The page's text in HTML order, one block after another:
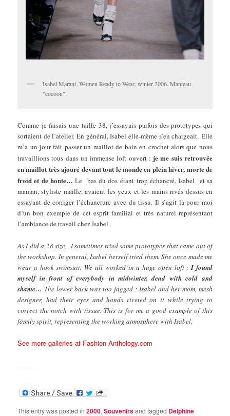
Isabel Marant, Women Ready to Wear, winter 2006. Manteau
"cocoon".
Comme je faisais une taille 38, j’essayais parfois des prototypes qui
sortaient de l’atelier.En général, Isabel elle-même s’en chargeait. Elle
m’a un jour fait passer un maillot de bain en crochet alors que nous
travaillions tous dans un immense loft ouvert : je me suis retrouvée
en maillot très ajouré devant tout le monde en plein hiver, morte de
froid et de honte… Le bas du dos étant trop échancré, Isabel et sa
maman, styliste maille, avaient les yeux et les mains rivés dessus en
essayant de corriger l’échancrure avec du tissu. Il s’agit là pour moi
d’un bon exemple de cet esprit familial et très naturel représentant
l’ambiance de travail chez Isabel.
As I did a 28 size, I sometimes tried some prototypes that came out of
the workshop. In general, Isabel herself tried them. She once made me
wear a hook swimsuit. We all worked in a huge open loft :I found
myself in front of everybody in midwinter, dead with cold and
shame… The lower back was too jagged : Isabel and her mom, mesh
designer, had their eyes and hands riveted on it while trying to
correct the notch with tissue. This is for me a good example of this
family spirit, representing the working atmosphere with Isabel.
See more galleries at Fashion Anthology.com
This entry was posted in2000,Souvenirsand tagged Delphine